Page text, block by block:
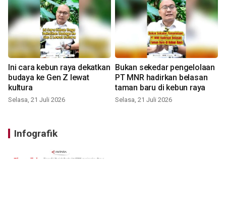
Ini cara kebun raya dekatkan
budaya ke Gen Z lewat
kultura
Selasa, 21 Juli 2026
Bukan sekedar pengelolaan
PT MNR hadirkan belasan
taman baru di kebun raya
Selasa, 21 Juli 2026
Infografik